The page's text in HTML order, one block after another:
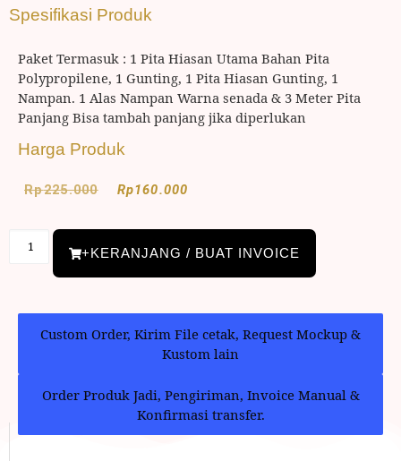
Spesifikasi Produk
Paket Termasuk : 1 Pita Hiasan Utama Bahan Pita
Polypropilene, 1 Gunting, 1 Pita Hiasan Gunting, 1
Nampan. 1 Alas Nampan Warna senada & 3 Meter Pita
Panjang Bisa tambah panjang jika diperlukan
Harga Produk
Rp225.000 Rp160.000
+KERANJANG / BUAT INVOICE
Custom Order, Kirim File cetak, Request Mockup &
Kustom lain
Order Produk Jadi, Pengiriman, Invoice Manual &
Konfirmasi transfer.